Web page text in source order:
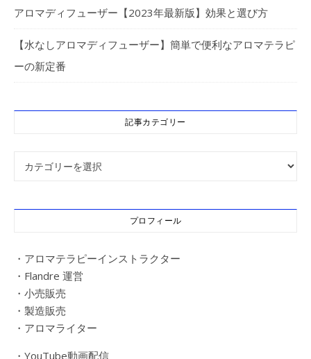
アロマディフューザー【2023年最新版】効果と選び方
【水なしアロマディフューザー】簡単で便利なアロマテラピ
ーの新定番
記事カテゴリー
記事カテゴリー
プロフィール
・アロマテラピーインストラクター
・Flandre 運営
・小売販売
・製造販売
・アロマライター
・YouTube動画配信